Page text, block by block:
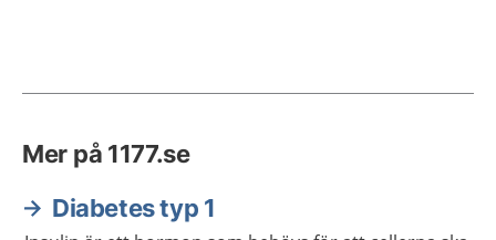
Mer på 1177.se
Diabetes typ 1